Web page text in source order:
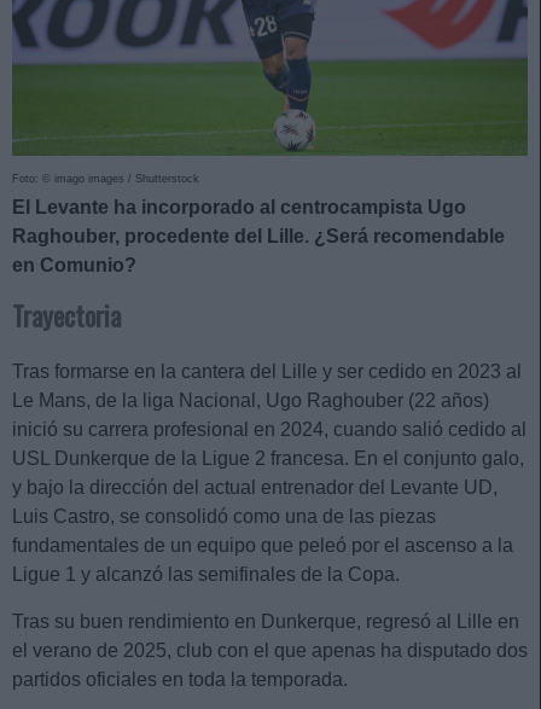
Foto: © imago images / Shutterstock
El Levante ha incorporado al centrocampista Ugo
Raghouber, procedente del Lille. ¿Será recomendable
en Comunio?
Trayectoria
Tras formarse en la cantera del Lille y ser cedido en 2023 al
Le Mans, de la liga Nacional, Ugo Raghouber (22 años)
inició su carrera profesional en 2024, cuando salió cedido al
USL Dunkerque de la Ligue 2 francesa. En el conjunto galo,
y bajo la dirección del actual entrenador del Levante UD,
Luis Castro, se consolidó como una de las piezas
fundamentales de un equipo que peleó por el ascenso a la
Ligue 1 y alcanzó las semifinales de la Copa.
Tras su buen rendimiento en Dunkerque, regresó al Lille en
el verano de 2025, club con el que apenas ha disputado dos
partidos oficiales en toda la temporada.